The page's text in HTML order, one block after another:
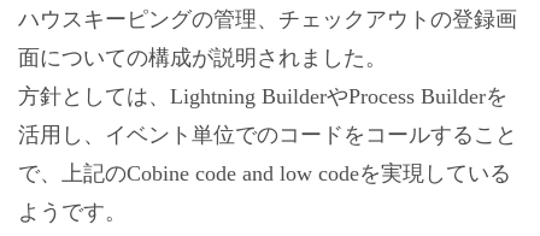
ハウスキーピングの管理、チェックアウトの登録画
面についての構成が説明されました。
方針としては、Lightning BuilderやProcess Builderを
活用し、イベント単位でのコードをコールすること
で、上記のCobine code and low codeを実現している
ようです。